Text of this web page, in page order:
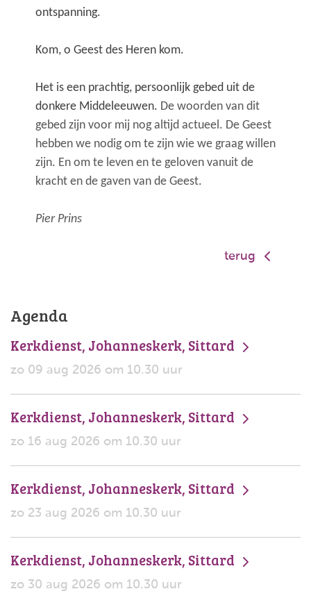
ontspanning.
Kom, o Geest des Heren kom.
Het is een prachtig, persoonlijk gebed uit de
donkere Middeleeuwen. De woorden van dit
gebed zijn voor mij nog altijd actueel. De Geest
hebben we nodig om te zijn wie we graag willen
zijn. En om te leven en te geloven vanuit de
kracht en de gaven van de Geest.
Pier Prins
terug
Agenda
Kerkdienst, Johanneskerk, Sittard
zo 09 aug 2026 om 10.30 uur
Kerkdienst, Johanneskerk, Sittard
zo 16 aug 2026 om 10.30 uur
Kerkdienst, Johanneskerk, Sittard
zo 23 aug 2026 om 10.30 uur
Kerkdienst, Johanneskerk, Sittard
zo 30 aug 2026 om 10.30 uur